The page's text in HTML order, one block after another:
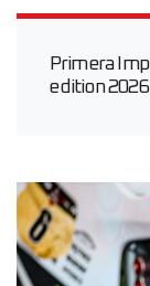
Primera
edition